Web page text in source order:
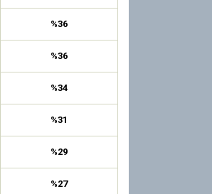
%36
%36
%34
%31
%29
%27